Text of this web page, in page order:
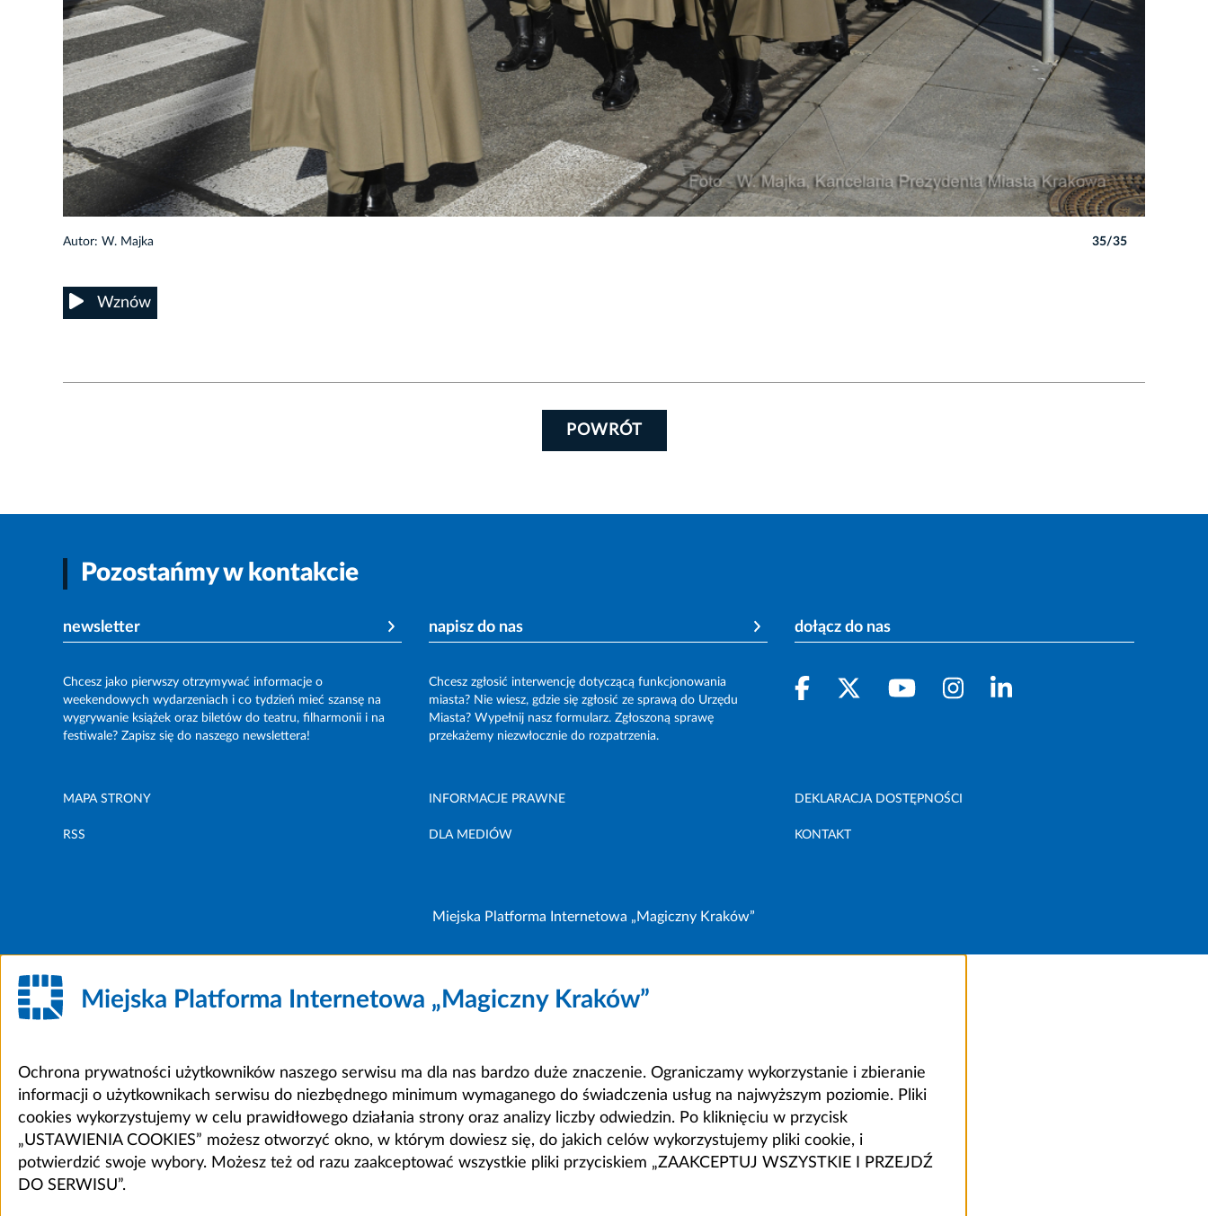
Autor: W. Majka 35/35
Wznów
POWRÓT
Pozostańmy w kontakcie
newsletter
Chcesz jako pierwszy otrzymywać informacje o
weekendowych wydarzeniach i co tydzień mieć szansę na
wygrywanie książek oraz biletów do teatru, filharmonii i na
festiwale? Zapisz się do naszego newslettera!
napisz do nas
Chcesz zgłosić interwencję dotyczącą funkcjonowania
miasta? Nie wiesz, gdzie się zgłosić ze sprawą do Urzędu
Miasta? Wypełnij nasz formularz. Zgłoszoną sprawę
przekażemy niezwłocznie do rozpatrzenia.
dołącz do nas
MAPA STRONY INFORMACJE PRAWNE DEKLARACJA DOSTĘPNOŚCI
RSS DLA MEDIÓW KONTAKT
Miejska Platforma Internetowa „Magiczny Kraków”
Miejska Platforma Internetowa „Magiczny Kraków”
Ochrona prywatności użytkowników naszego serwisu ma dla nas bardzo duże znaczenie. Ograniczamy wykorzystanie i zbieranie
informacji o użytkownikach serwisu do niezbędnego minimum wymaganego do świadczenia usług na najwyższym poziomie. Pliki
cookies wykorzystujemy w celu prawidłowego działania strony oraz analizy liczby odwiedzin. Po kliknięciu w przycisk
„USTAWIENIA COOKIES” możesz otworzyć okno, w którym dowiesz się, do jakich celów wykorzystujemy pliki cookie, i
potwierdzić swoje wybory. Możesz też od razu zaakceptować wszystkie pliki przyciskiem „ZAAKCEPTUJ WSZYSTKIE I PRZEJDŹ
DO SERWISU”.